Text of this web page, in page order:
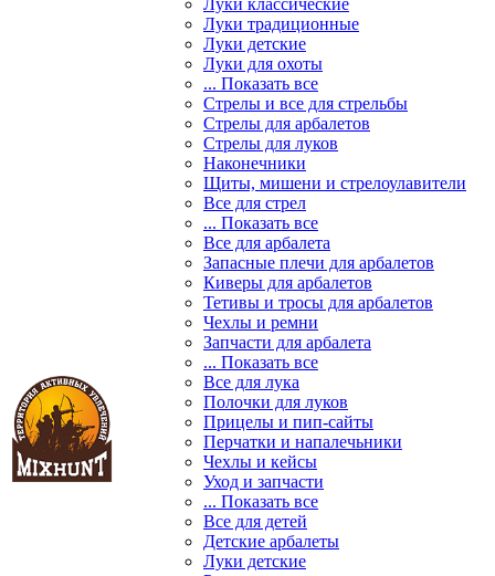
Луки классические
Луки традиционные
Луки детские
Луки для охоты
... Показать все
Стрелы и все для стрельбы
Стрелы для арбалетов
Стрелы для луков
Наконечники
Щиты, мишени и стрелоулавители
Все для стрел
... Показать все
Все для арбалета
Запасные плечи для арбалетов
Киверы для арбалетов
Тетивы и тросы для арбалетов
Чехлы и ремни
Запчасти для арбалета
... Показать все
Все для лука
Полочки для луков
Прицелы и пип-сайты
Перчатки и напалечьники
Чехлы и кейсы
Уход и запчасти
... Показать все
Все для детей
Детские арбалеты
Луки детские